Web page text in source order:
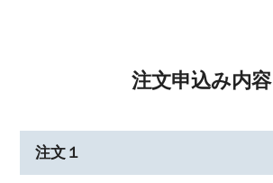
注文申込み内容
注文１